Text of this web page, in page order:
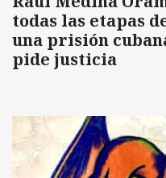
todas las etapas
una prisión
pide justicia